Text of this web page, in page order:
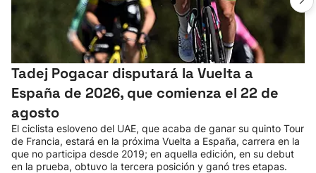
Tadej Pogacar disputará la Vuelta a
España de 2026, que comienza el 22 de
agosto
El ciclista esloveno del UAE, que acaba de ganar su quinto Tour
de Francia, estará en la próxima Vuelta a España, carrera en la
que no participa desde 2019; en aquella edición, en su debut
en la prueba, obtuvo la tercera posición y ganó tres etapas.